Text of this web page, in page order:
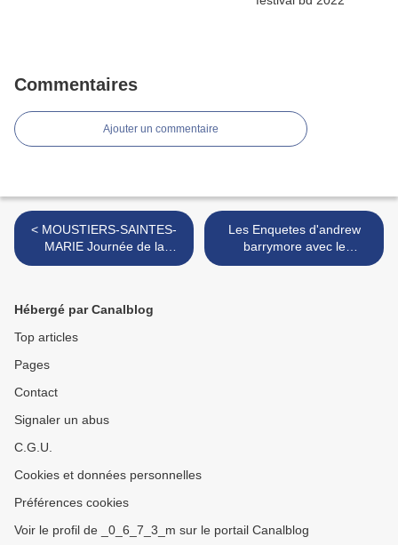
Commentaires
Ajouter un commentaire
< MOUSTIERS-SAINTES-
MARIE Journée de la
bande dessinée FF
Les Enquetes d'andrew
barrymore avec le
dessinateur Nicolas
Hébergé par Canalblog
Top articles
Pages
Contact
Signaler un abus
C.G.U.
Cookies et données personnelles
Préférences cookies
Voir le profil de _0_6_7_3_m sur le portail Canalblog